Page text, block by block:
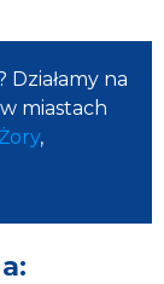
na
miastach
,